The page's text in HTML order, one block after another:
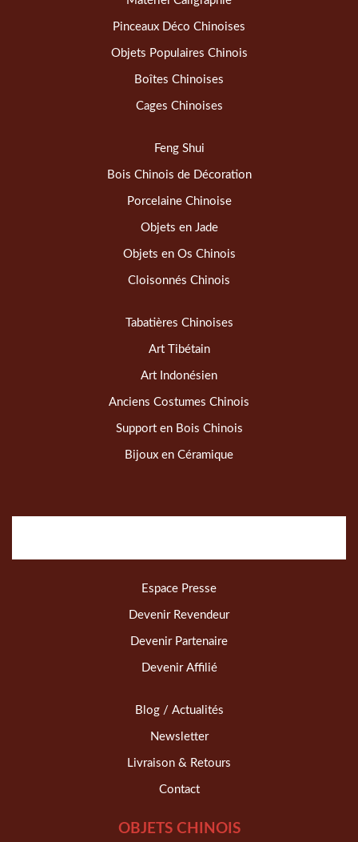
Pinceaux Déco Chinoises
Objets Populaires Chinois
Boîtes Chinoises
Cages Chinoises
Feng Shui
Bois Chinois de Décoration
Porcelaine Chinoise
Objets en Jade
Objets en Os Chinois
Cloisonnés Chinois
Tabatières Chinoises
Art Tibétain
Art Indonésien
Anciens Costumes Chinois
Support en Bois Chinois
Bijoux en Céramique
Espace Presse
Devenir Revendeur
Devenir Partenaire
Devenir Affilié
Blog / Actualités
Newsletter
Livraison & Retours
Contact
OBJETS CHINOIS